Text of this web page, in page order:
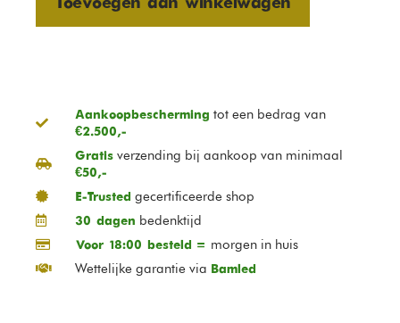
Aankoopbescherming tot een bedrag van
€2.500,-
Gratisverzending bij aankoop van minimaal
€50,-
E-Trusted gecertificeerde shop
30 dagen bedenktijd
Voor 18:00 besteld = morgen in huis
Wettelijke garantie via Bamled